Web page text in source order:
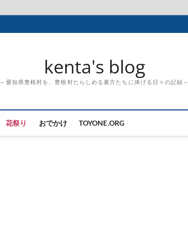
kenta's blog
～愛知県豊根村を、豊根村たらしめる裏方たちに捧げる日々の記録～
花祭り おでかけ TOYONE.ORG